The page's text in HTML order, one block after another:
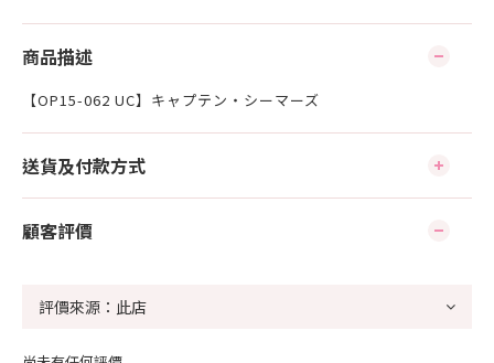
商品描述
【OP15-062 UC】キャプテン・シーマーズ
送貨及付款方式
顧客評價